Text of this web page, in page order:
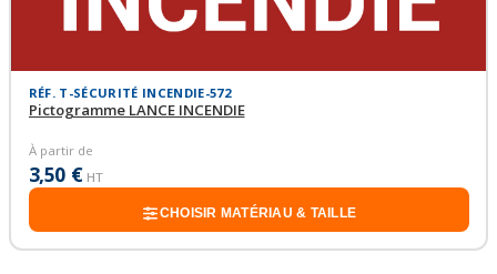
RÉF. T-SÉCURITÉ INCENDIE-572
Pictogramme LANCE INCENDIE
À partir de
3,50 € HT
CHOISIR MATÉRIAU & TAILLE